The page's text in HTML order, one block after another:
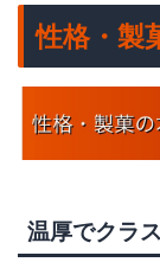
性格・製
温厚でクラ